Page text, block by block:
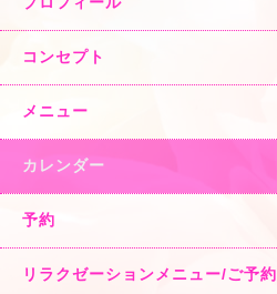
コンセプト
メニュー
カレンダー
予約
リラクゼーションメニュー/ご予約